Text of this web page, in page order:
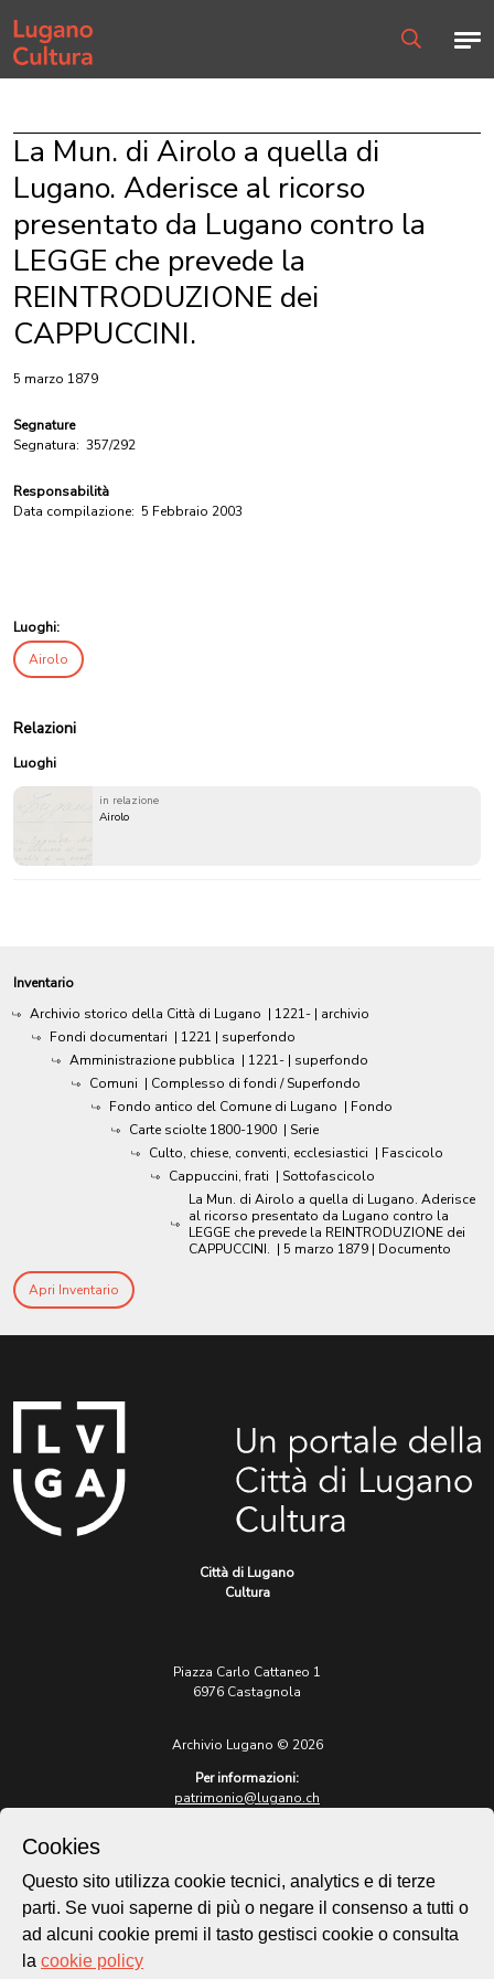
Home page
La Mun. di Airolo a quella di
Lugano. Aderisce al ricorso
presentato da Lugano contro la
LEGGE che prevede la
REINTRODUZIONE dei
CAPPUCCINI.
5 marzo 1879
Segnature
Segnatura: 357/292
Responsabilità
Data compilazione: 5 Febbraio 2003
Luoghi:
Airolo
Relazioni
Luoghi
in relazione
Airolo
Inventario
Archivio storico della Città di Lugano | 1221- | archivio
Fondi documentari | 1221 | superfondo
Amministrazione pubblica | 1221- | superfondo
Comuni | Complesso di fondi / Superfondo
Fondo antico del Comune di Lugano | Fondo
Carte sciolte 1800-1900 | Serie
Culto, chiese, conventi, ecclesiastici | Fascicolo
Cappuccini, frati | Sottofascicolo
La Mun. di Airolo a quella di Lugano. Aderisce
al ricorso presentato da Lugano contro la
LEGGE che prevede la REINTRODUZIONE dei
CAPPUCCINI. | 5 marzo 1879 | Documento
Apri Inventario
Città di Lugano
Cultura
Piazza Carlo Cattaneo 1
6976 Castagnola
Archivio Lugano © 2026
Per informazioni:
patrimonio@lugano.ch
lugano.ch
Cookie policy
Cookies
Questo sito utilizza cookie tecnici, analytics e di terze
parti. Se vuoi saperne di più o negare il consenso a tutti o
ad alcuni cookie premi il tasto gestisci cookie o consulta
la cookie policy